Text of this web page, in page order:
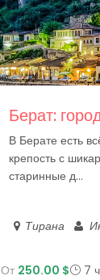
Берат:
В Берате есть
крепость с
старинные д...
Тирана
От 250.00 $ 7